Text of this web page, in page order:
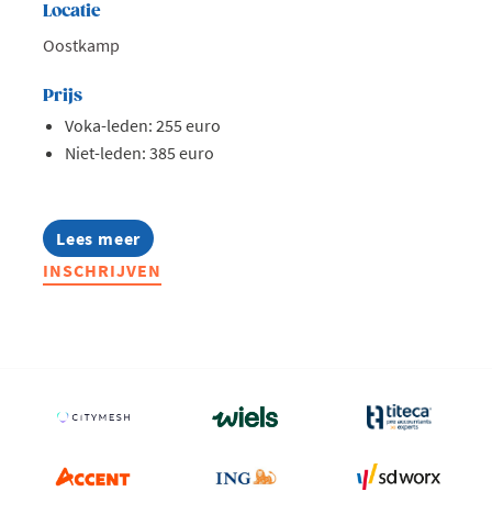
Locatie
Oostkamp
Prijs
Voka-leden: 255 euro
Niet-leden: 385 euro
Lees meer
about
Fiscale
Club
update
INSCHRIJVEN